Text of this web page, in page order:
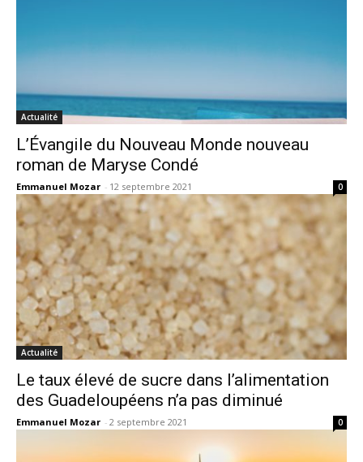
Actualité
L’Évangile du Nouveau Monde nouveau
roman de Maryse Condé
Emmanuel Mozar - 12 septembre 2021 0
Actualité
Le taux élevé de sucre dans l’alimentation
des Guadeloupéens n’a pas diminué
Emmanuel Mozar - 2 septembre 2021 0